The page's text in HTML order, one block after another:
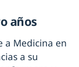
años
a Medicina en
a su